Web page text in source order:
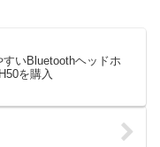
いBluetoothヘッドホ
を購入